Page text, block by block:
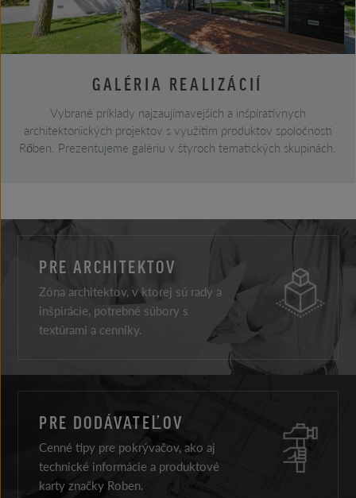
GALÉRIA REALIZÁCIÍ
Vybrané príklady najzaujímavejších a inšpiratívnych
architektonických projektov s využitím produktov spoločnosti
Rőben. Prezentujeme galériu v štyroch tematických skupinách.
PRE ARCHITEKTOV
Zóna architektov, v ktorej sú rady a
inšpirácie, potrebné súbory s
textúrami a cenníky.
PRE DODÁVATEĽOV
Cenné tipy pre pokrývačov, ako aj
technické informácie a produktové
karty značky Roben.